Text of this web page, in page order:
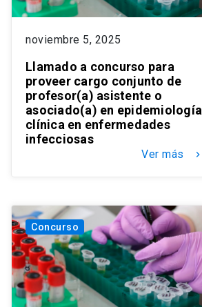
noviembre 5, 2025
Llamado a concurso para
proveer cargo conjunto de
profesor(a) asistente o
asociado(a) en epidemiología
clínica en enfermedades
infecciosas
Ver más keyboard_arrow_right
Concurso